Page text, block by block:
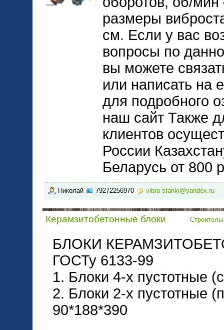
размеры
см. Если у вас
вопросы по
вы можете
или написать на
для подробного
наш сайт Также
клиентов
России
Беларусь от 800
Николай 79272256970 vibro-stanki@yandex.ru
Керамзитобетонные блоки
БЛОКИ
ГОСТу 6133-99
1. Блоки 4-х пустотные
2. Блоки 2-х пустотные
90*188*390